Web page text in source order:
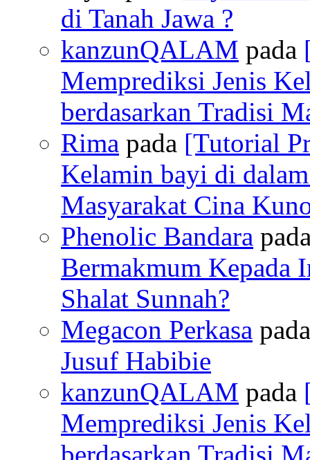
di Tanah Jawa ?
kanzunQALAM pada
Memprediksi Jenis
berdasarkan Tradisi
Rima pada [Tutorial
Kelamin bayi di
Masyarakat Cina
Phenolic Bandara
Bermakmum Kepada
Shalat Sunnah?
Megacon Perkasa
Jusuf Habibie
kanzunQALAM pada
Memprediksi Jenis
berdasarkan Tradisi